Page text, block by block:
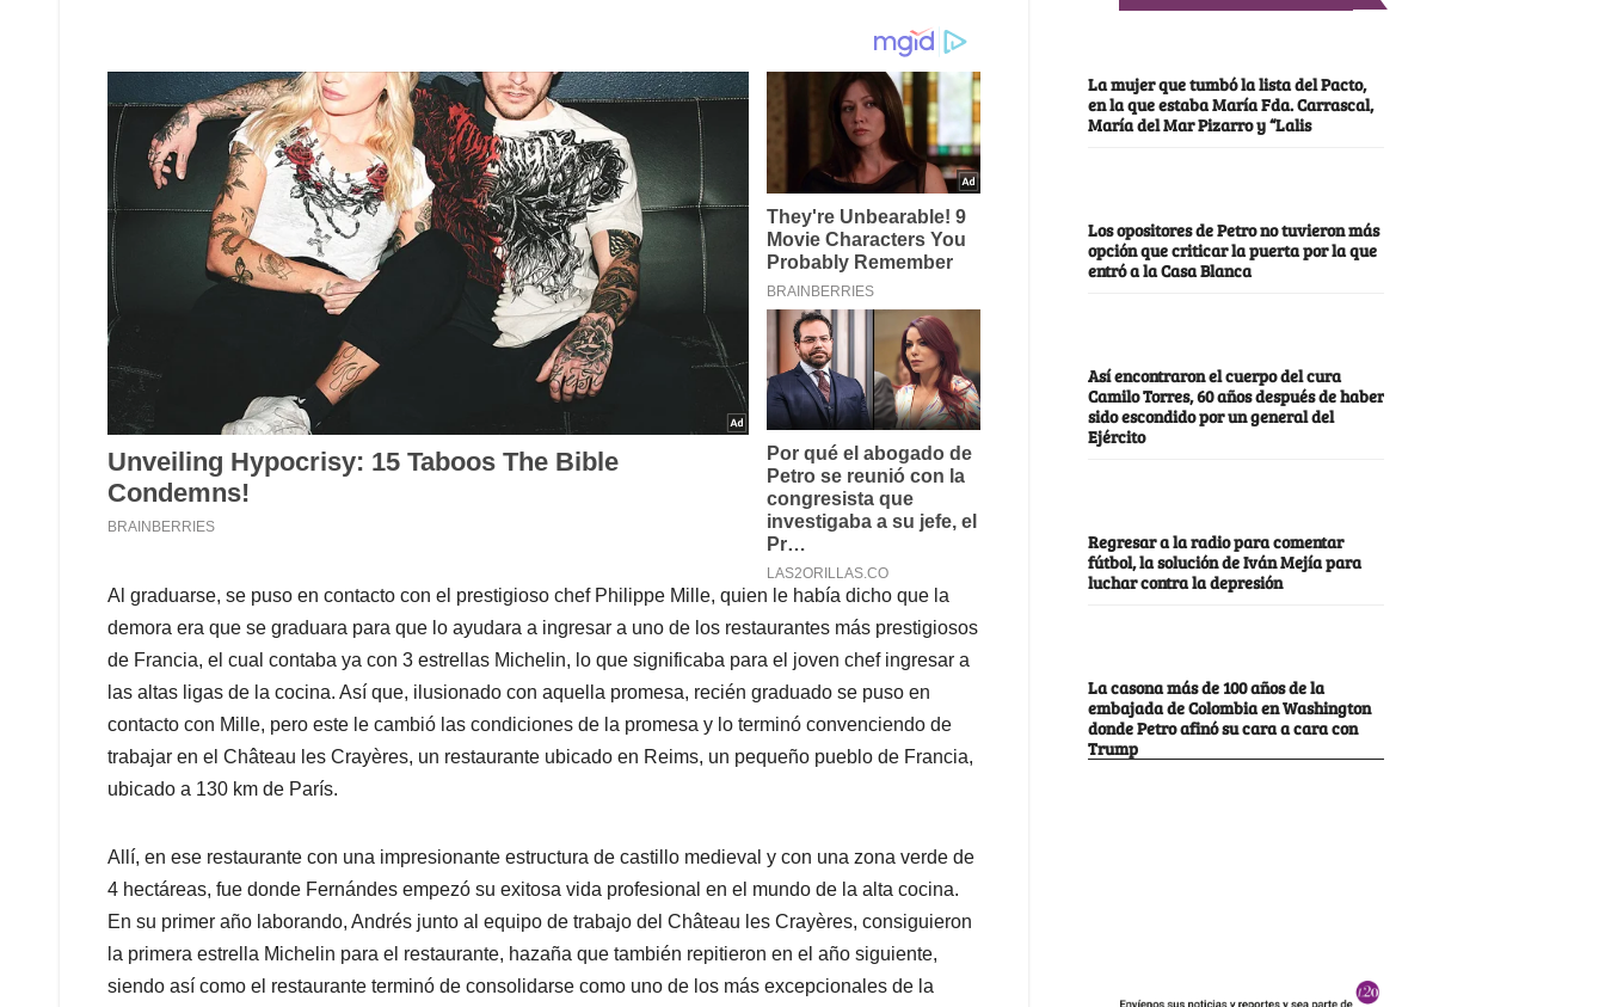
Al graduarse, se puso en contacto con el prestigioso chef Philippe Mille, quien le había dicho que la
demora era que se graduara para que lo ayudara a ingresar a uno de los restaurantes más prestigiosos
de Francia, el cual contaba ya con 3 estrellas Michelin, lo que significaba para el joven chef ingresar a
las altas ligas de la cocina. Así que, ilusionado con aquella promesa, recién graduado se puso en
contacto con Mille, pero este le cambió las condiciones de la promesa y lo terminó convenciendo de
trabajar en el Château les Crayères, un restaurante ubicado en Reims, un pequeño pueblo de Francia,
ubicado a 130 km de París.
Allí, en ese restaurante con una impresionante estructura de castillo medieval y con una zona verde de
4 hectáreas, fue donde Fernándes empezó su exitosa vida profesional en el mundo de la alta cocina.
En su primer año laborando, Andrés junto al equipo de trabajo del Château les Crayères, consiguieron
la primera estrella Michelin para el restaurante, hazaña que también repitieron en el año siguiente,
siendo así como el restaurante terminó de consolidarse como uno de los más excepcionales de la
La mujer que tumbó la lista del Pacto,
en la que estaba María Fda. Carrascal,
María del Mar Pizarro y “Lalis
Los opositores de Petro no tuvieron más
opción que criticar la puerta por la que
entró a la Casa Blanca
Así encontraron el cuerpo del cura
Camilo Torres, 60 años después de haber
sido escondido por un general del
Ejército
Regresar a la radio para comentar
fútbol, la solución de Iván Mejía para
luchar contra la depresión
La casona más de 100 años de la
embajada de Colombia en Washington
donde Petro afinó su cara a cara con
Trump